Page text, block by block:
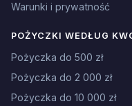
Warunki i prywatność
POŻYCZKI WEDŁUG
Pożyczka do 500 zł
Pożyczka do 2 000 zł
Pożyczka do 10 000 zł